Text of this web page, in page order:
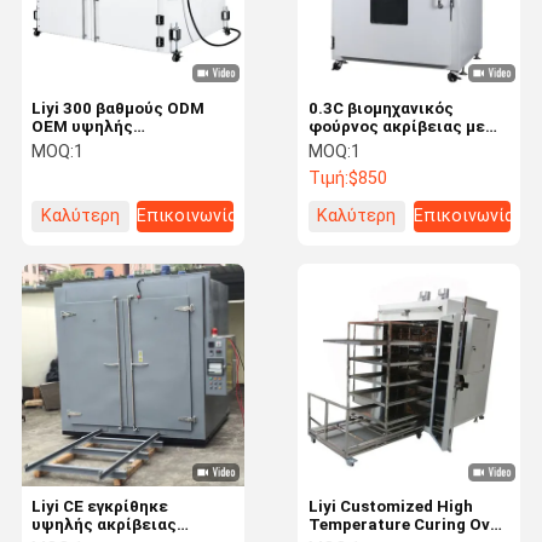
Σπίτι Προϊόντα Βίντεο
Σχετικά Με
0.3C βιομηχανικός
φούρνος ακρίβειας με
πέρα από την προστασία
θερμοκρασίας
MOQ:1
Τιμή:$850
Καλύτερη
Επικοινωνία
Liyi 300 βαθμούς ODM
OEM υψηλής
θερμοκρασίας Μεγάλο
Βιομηχανικό Φούρνο
MOQ:1
Καλύτερη
Επικοινωνία
Liyi Customized High
Temperature Curing Oven
Liyi CE εγκρίθηκε
υψηλής ακρίβειας